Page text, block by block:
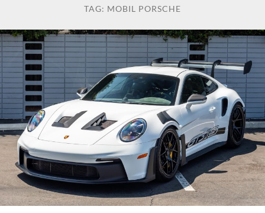
TAG: MOBIL PORSCHE